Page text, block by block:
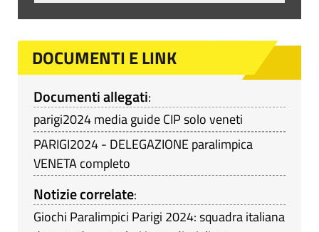
DOCUMENTI E LINK
Documenti allegati:
parigi2024 media guide CIP solo veneti
PARIGI2024 - DELEGAZIONE paralimpica
VENETA completo
Notizie correlate:
Giochi Paralimpici Parigi 2024: squadra italiana